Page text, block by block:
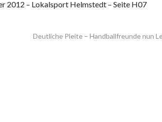
2012 – Lokalsport Helmstedt – Seite H07
Deutliche Pleite – Handballfreunde nun